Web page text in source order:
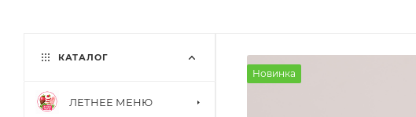
Новинка
КАТАЛОГ
ЛЕТНЕЕ МЕНЮ